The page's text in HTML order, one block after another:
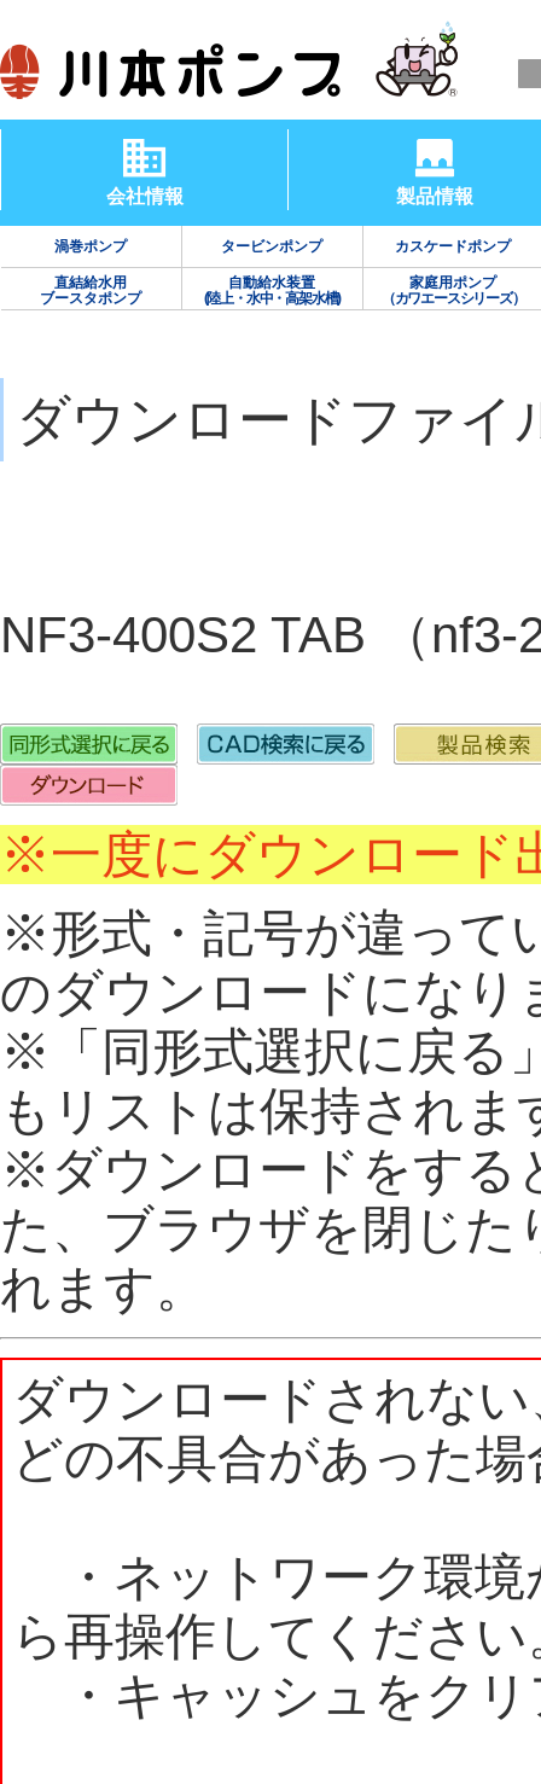
会社情報 製品情報
渦巻ポンプ タービンポンプ カスケードポンプ
直結給水用
ブースタポンプ
自動給水装置
(陸上・水中・高架水槽)
家庭用ポンプ
（カワエースシリーズ）
ダウンロードファイ
NF3-400S2 TAB （
※一度にダウンロード
※形式・記号が違って
のダウンロードになり
※「同形式選択に戻る
もリストは保持されま
※ダウンロードをする
た、ブラウザを閉じた
れます。
ダウンロードされな
どの不具合があった
・ネットワーク環境
ら再操作してください
・キャッシュをクリ